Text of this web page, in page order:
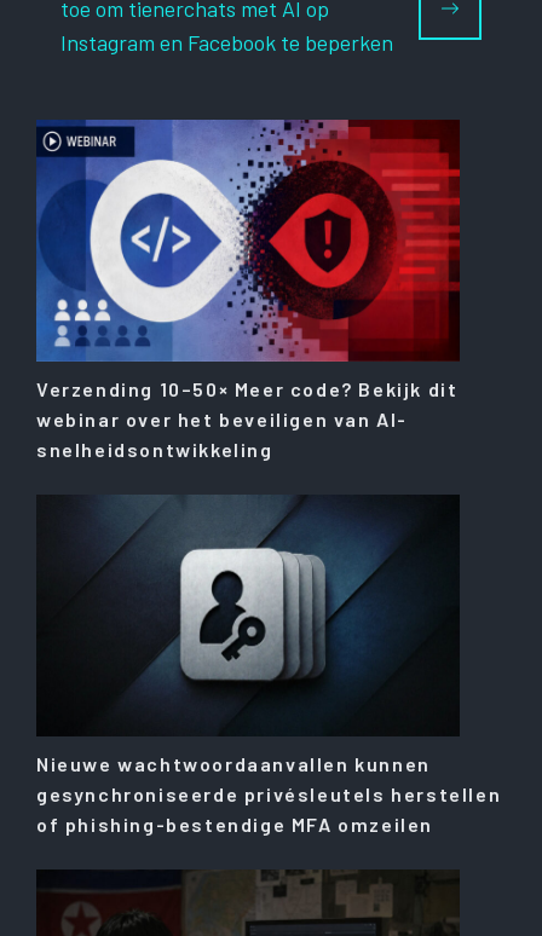
toe om tienerchats met AI op
Instagram en Facebook te beperken
Verzending 10–50× Meer code? Bekijk dit
webinar over het beveiligen van AI-
snelheidsontwikkeling
Nieuwe wachtwoordaanvallen kunnen
gesynchroniseerde privésleutels herstellen
of phishing-bestendige MFA omzeilen